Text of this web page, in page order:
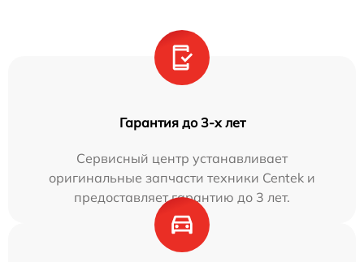
Гарантия до 3-х лет
Сервисный центр устанавливает
оригинальные запчасти техники Centek и
предоставляет гарантию до 3 лет.